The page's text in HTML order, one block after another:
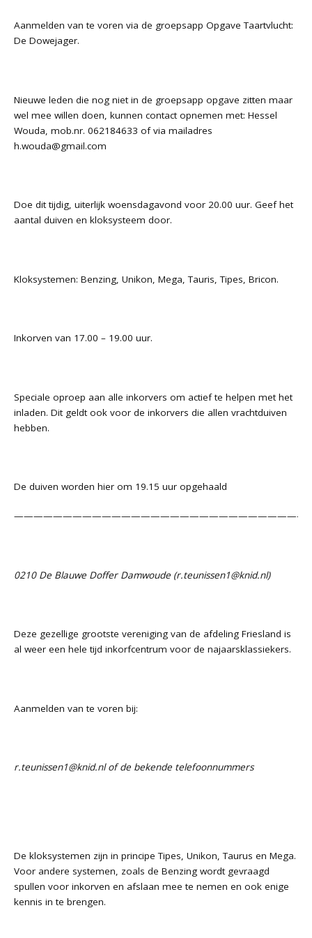
Aanmelden van te voren via de groepsapp Opgave Taartvlucht:
De Dowejager.
Nieuwe leden die nog niet in de groepsapp opgave zitten maar
wel mee willen doen, kunnen contact opnemen met: Hessel
Wouda,mob.nr. 062184633 of via mailadres
h.wouda@gmail.com
Doe dit tijdig, uiterlijk woensdagavond voor 20.00 uur. Geef het
aantal duiven en kloksysteem door.
Kloksystemen: Benzing, Unikon, Mega, Tauris, Tipes, Bricon.
Inkorven van 17.00 – 19.00 uur.
Speciale oproep aan alle inkorvers om actief te helpen met het
inladen. Dit geldt ook voor de inkorvers die allen vrachtduiven
hebben.
De duiven worden hier om 19.15 uur opgehaald
0210 De Blauwe Doffer Damwoude (r.teunissen1@knid.nl)
Deze gezellige grootste vereniging van de afdeling Friesland is
al weer een hele tijd inkorfcentrum voor de najaarsklassiekers.
Aanmelden van te voren bij:
r.teunissen1@knid.nlof de bekende telefoonnummers
De kloksystemen zijn in principe Tipes, Unikon, Taurus en Mega.
Voor andere systemen, zoals de Benzing wordt gevraagd
spullen voor inkorven en afslaan mee te nemen en ook enige
kennis in te brengen.